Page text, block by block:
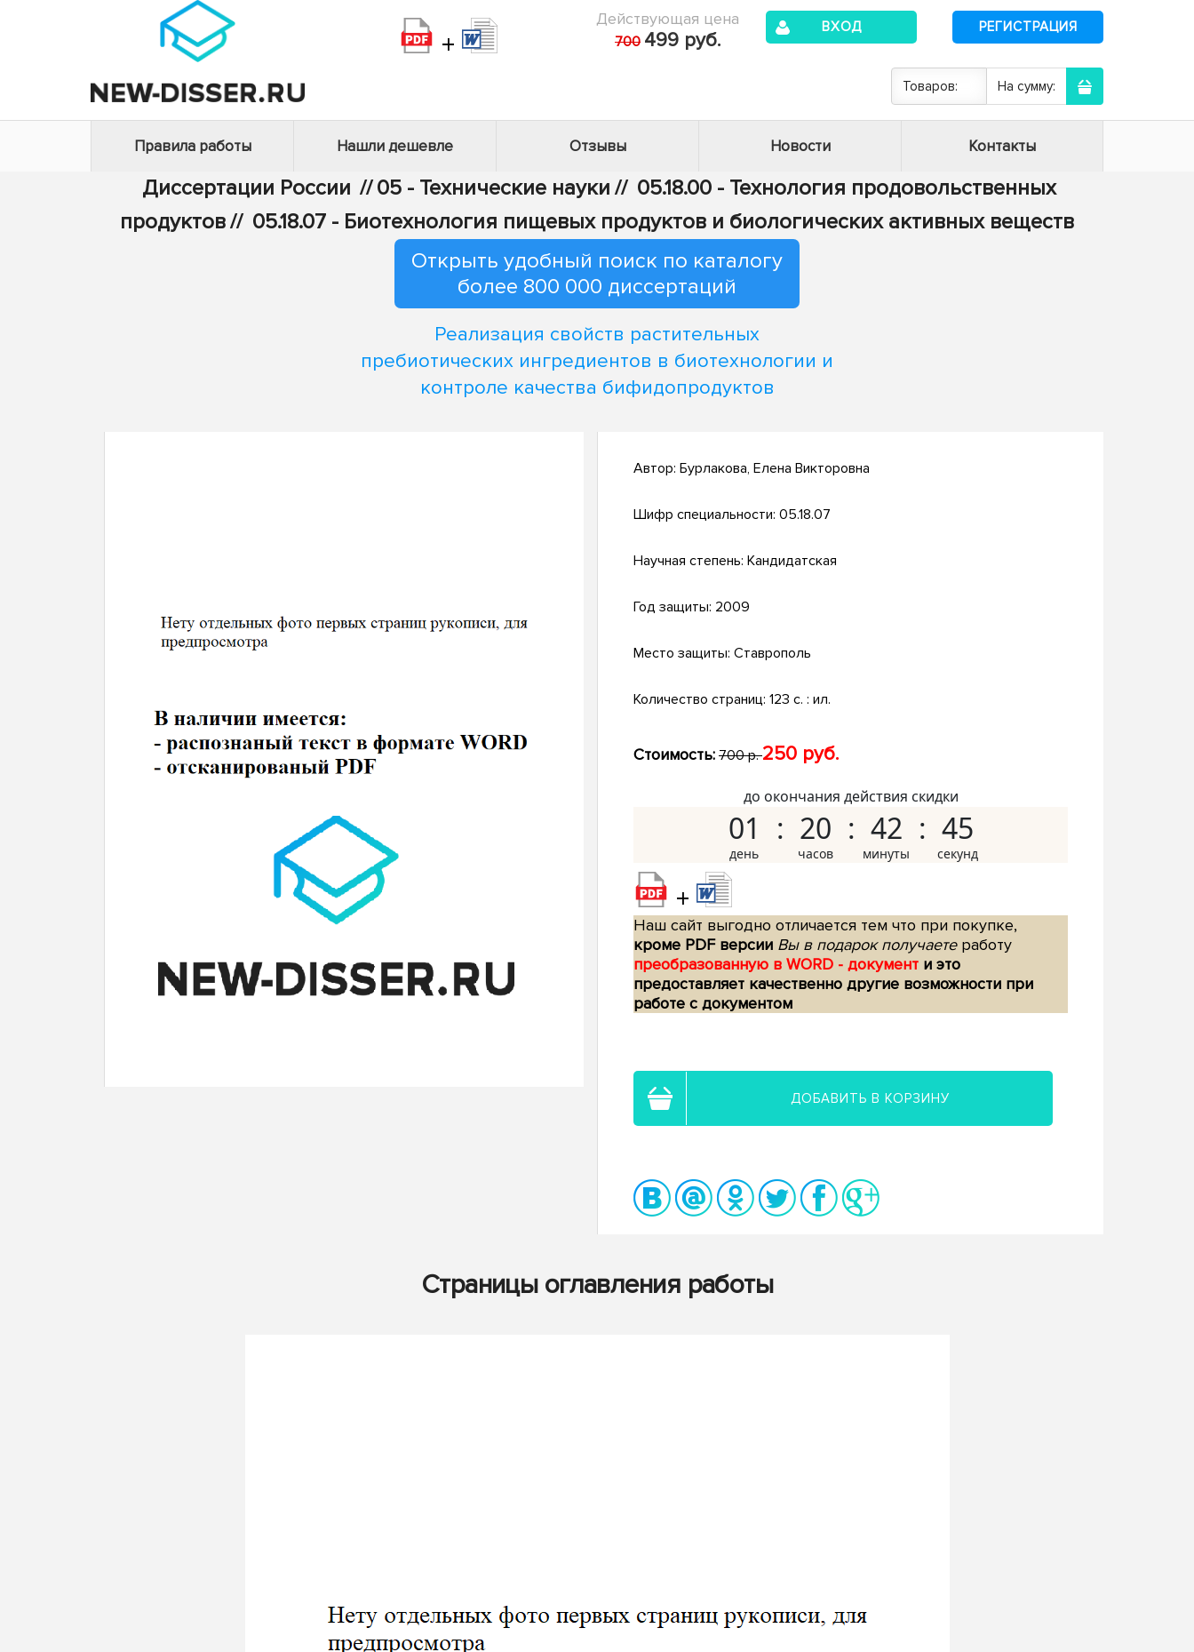
+
Действующая цена
700 499 руб.
ВХОД РЕГИСТРАЦИЯ
Товаров: На сумму:
Правила работы Нашли дешевле Отзывы Новости Контакты
Диссертации России // 05 - Технические науки // 05.18.00 - Технология продовольственных
продуктов// 05.18.07 - Биотехнология пищевых продуктов и биологических активных веществ
Открыть удобный поиск по каталогу
более 800 000 диссертаций
Реализация свойств растительных
пребиотических ингредиентов в биотехнологии и
контроле качества бифидопродуктов
Автор: Бурлакова, Елена Викторовна
Шифр специальности: 05.18.07
Научная степень: Кандидатская
Год защиты: 2009
Место защиты: Ставрополь
Количество страниц: 123 с. : ил.
Стоимость: 700 р.250 руб.
до окончания действия скидки
01 20 42 44
+
Наш сайт выгодно отличается тем что при покупке,
кроме PDF версии Вы в подарок получаетеработу
преобразованную в WORD - документ и это
предоставляет качественно другие возможности при
работе с документом
ДОБАВИТЬ В КОРЗИНУ
Страницы оглавления работы